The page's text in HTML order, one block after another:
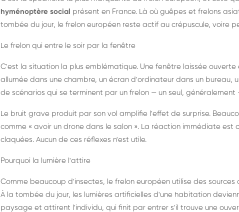
hyménoptère social présent en France. Là où guêpes et frelons
tombée du jour, le frelon européen reste actif au crépuscule, voire
Le frelon qui entre le soir par la fenêtre
C'est la situation la plus emblématique. Une fenêtre laissée
allumée dans une chambre, un écran d'ordinateur dans un bureau,
de scénarios qui se terminent par un frelon — un seul,
Le bruit grave produit par son vol amplifie l'effet de surprise.
comme « avoir un drone dans le salon ». La réaction immédiate est
claquées. Aucun de ces réflexes n'est utile.
Pourquoi la lumière l'attire
Comme beaucoup d'insectes, le frelon européen utilise des
À la tombée du jour, les lumières artificielles d'une habitation
paysage et attirent l'individu, qui finit par entrer s'il trouve une